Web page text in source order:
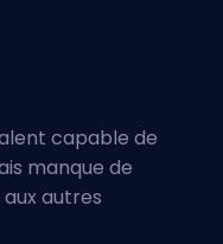
capable de
manque de
autres